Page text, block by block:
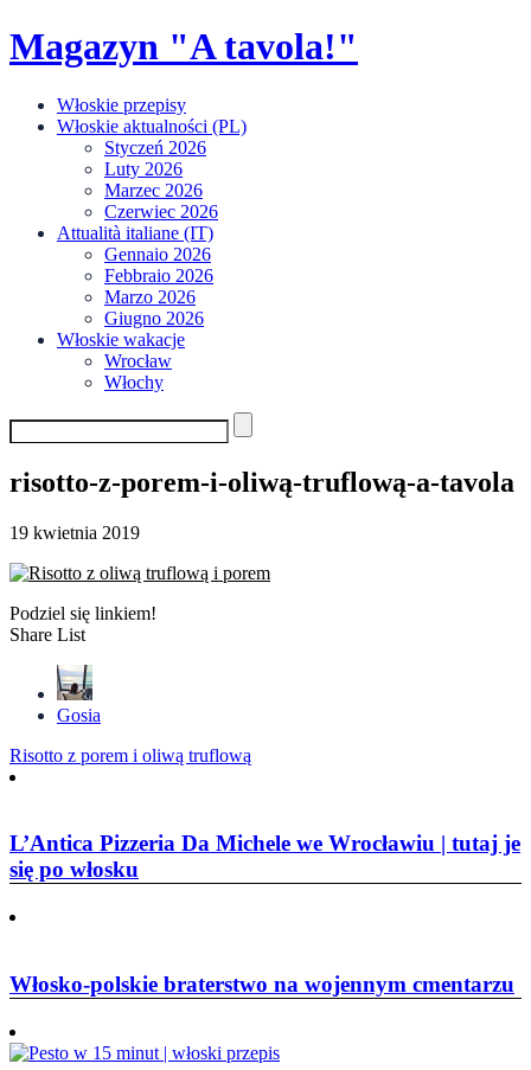
Skip
to
Magazyn "A tavola!"
Włoskie przepisy
Włoskie aktualności (PL)
Styczeń 2026
Luty 2026
Marzec 2026
Czerwiec 2026
Attualità italiane (IT)
Gennaio 2026
Febbraio 2026
Marzo 2026
Giugno 2026
Włoskie wakacje
Wrocław
Włochy
risotto-z-porem-i-oliwą-truflową-a-tavola
19 kwietnia 2019
Podziel się linkiem!
Share List
Gosia
Nawigacja
wpisu
Risotto z porem i oliwą truflową
L’Antica Pizzeria Da Michele we Wrocławiu | tutaj je
się po włosku
Włosko-polskie braterstwo na wojennym cmentarzu